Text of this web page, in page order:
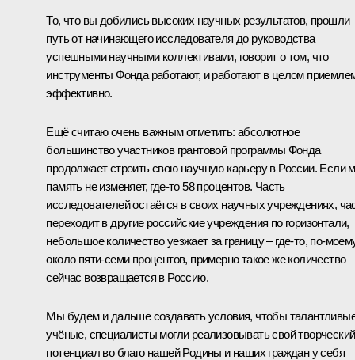
То, что вы добились высоких научных результатов, прошли
путь от начинающего исследователя до руководства
успешными научными коллективами, говорит о том, что
инструменты Фонда работают, и работают в целом
эффективно.
Ещё считаю очень важным отметить: абсолютное
большинство участников грантовой программы Фонда
продолжает строить свою научную карьеру в России. Если
память не изменяет, где-то 58 процентов. Часть
исследователей остаётся в своих научных учреждениях,
переходит в другие российские учреждения по горизонтали,
небольшое количество уезжает за границу – где-то, по-
около пяти-семи процентов, примерно такое же количество
сейчас возвращается в Россию.
Мы будем и дальше создавать условия, чтобы
учёные, специалисты могли реализовывать свой творческий
потенциал во благо нашей Родины и наших граждан у себя